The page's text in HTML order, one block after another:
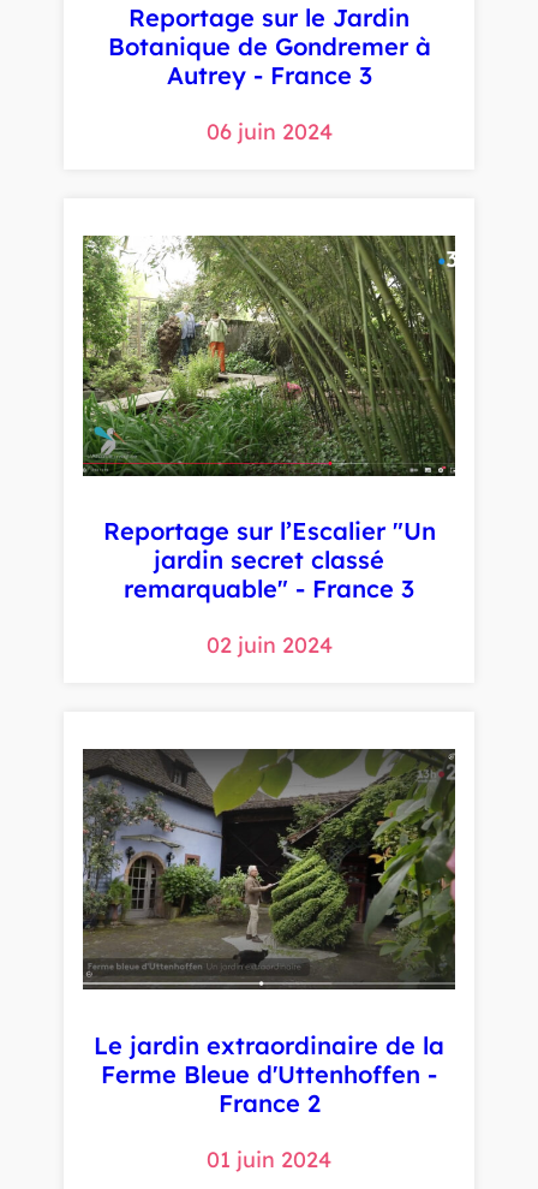
Reportage sur le Jardin
Botanique de Gondremer à
Autrey - France 3
06 juin 2024
Reportage sur l’Escalier "Un
jardin secret classé
remarquable" - France 3
02 juin 2024
Le jardin extraordinaire de la
Ferme Bleue d'Uttenhoffen -
France 2
01 juin 2024